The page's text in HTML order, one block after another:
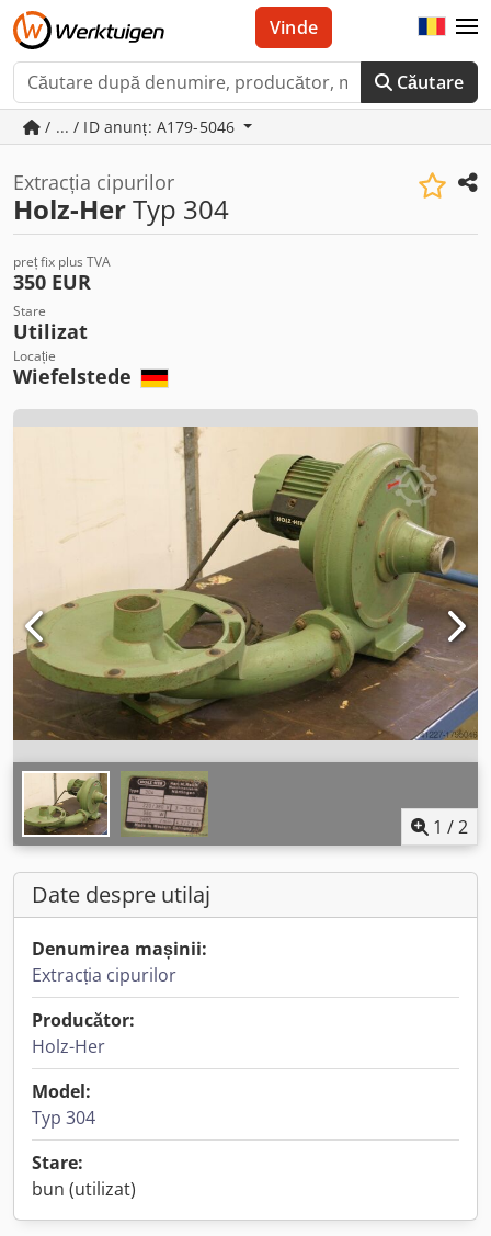
Căutare
Vinde
/ ... / ID anunț: A179-5046
Extracția cipurilor
Holz-HerTyp 304
preț fix plus TVA
350 EUR
Stare
Utilizat
Locație
Wiefelstede
1 /2
Date despre utilaj
Denumirea mașinii:
Extracția cipurilor
Producător:
Holz-Her
Model:
Typ 304
Stare:
bun (utilizat)